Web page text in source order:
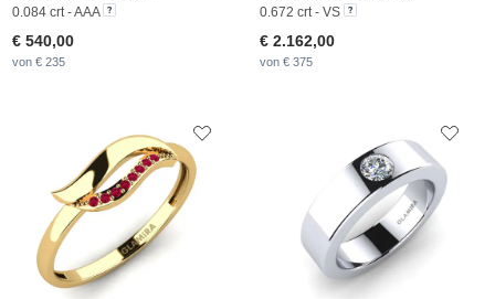
0.084 crt - AAA
€ 540,00
von € 235
0.672 crt - VS
€ 2.162,00
von € 375